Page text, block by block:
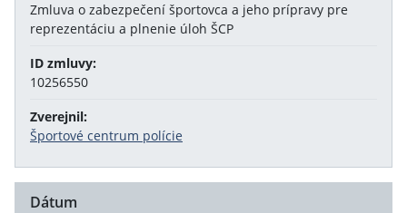
Zmluva o zabezpečení športovca a jeho prípravy pre
reprezentáciu a plnenie úloh ŠCP
ID zmluvy:
10256550
Zverejnil:
Športové centrum polície
Dátum